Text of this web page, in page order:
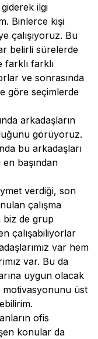
ilgi
Binlerce kişi
çalışıyoruz. Bu
belirli sürelerde
farklı
ve sonrasında
göre seçimlerde
arkadaşların
görüyoruz.
bu arkadaşları
başından
verdiği, son
çalışma
biz de grup
çalışabiliyorlar
var hem
var. Bu da
uygun olacak
motivasyonunu üst
ofis
konular da